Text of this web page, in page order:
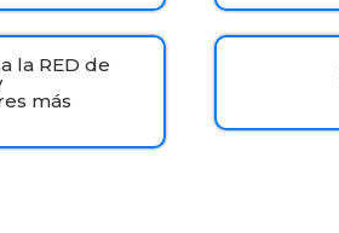
la RED de
más